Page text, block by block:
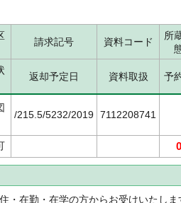
請求記号 資料コード
所
返却予定日 資料取扱 予
/215.5/5232/2019 7112208741
0
・在勤・在学の方からお受けいたしま